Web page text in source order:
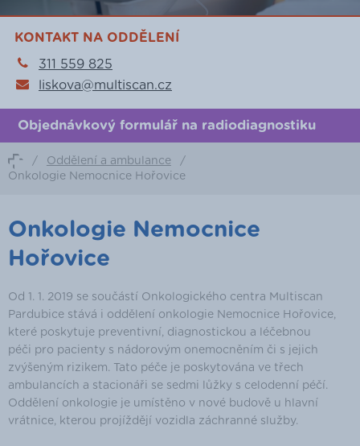
KONTAKT NA ODDĚLENÍ
311 559 825
liskova@multiscan.cz
Objednávkový formulář na radiodiagnostiku
/ Oddělení a ambulance
/
Onkologie Nemocnice Hořovice
Onkologie Nemocnice
Hořovice
Od 1. 1. 2019 se součástí Onkologického centra Multiscan
Pardubice stává i oddělení onkologie Nemocnice Hořovice,
které poskytuje preventivní, diagnostickou a léčebnou
péči pro pacienty s nádorovým onemocněním či s jejich
zvýšeným rizikem. Tato péče je poskytována ve třech
ambulancích a stacionáři se sedmi lůžky s celodenní péčí.
Oddělení onkologie je umístěno v nové budově u hlavní
vrátnice, kterou projíždějí vozidla záchranné služby.